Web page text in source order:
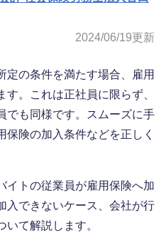
2024/06/19更新
定の条件を満たす場合、雇用
。これは正社員に限らず、
でも同様です。スムーズに手
険の加入条件などを正しく
イトの従業員が雇用保険へ加
入できないケース、会社が行
いて解説します。